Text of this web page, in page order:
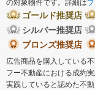
ゴールド推奨店
シルバー推奨店
ブロンズ推奨店
広告商品を購入している
フー不動産における成約
実践していると認めた不